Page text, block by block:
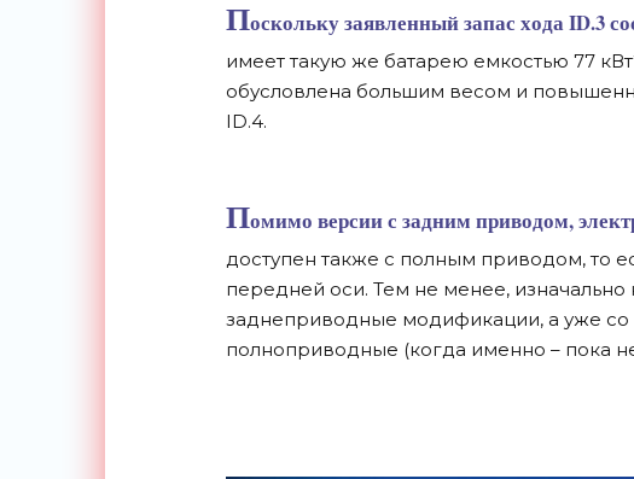
Поскольку заявленный запас хода ID.3
имеет такую же батарею емкостью 77
обусловлена большим весом и
ID.4.
Помимо версии с задним приводом,
доступен также с полным приводом, то
передней оси. Тем не менее, изначально
заднеприводные модификации, а уже со
полноприводные (когда именно – пока